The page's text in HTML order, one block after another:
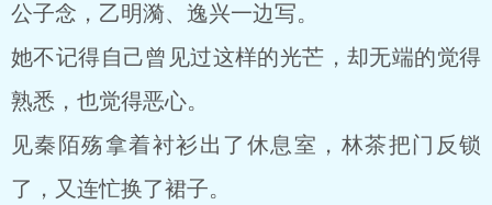
公子念，乙明漪、逸兴一边写。
她不记得自己曾见过这样的光芒，却无端的觉得
熟悉，也觉得恶心。
见秦陌殇拿着衬衫出了休息室，林茶把门反锁
了，又连忙换了裙子。